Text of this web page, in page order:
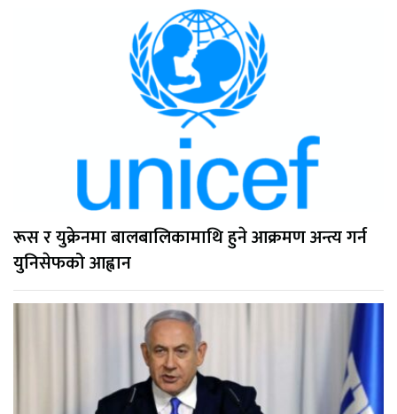
रूस र युक्रेनमा बालबालिकामाथि हुने आक्रमण अन्त्य गर्न
युनिसेफको आह्वान